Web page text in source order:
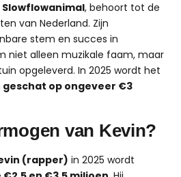
Slowflowanimal, behoort tot de
van Nederland. Zijn
stem en succes in
niet alleen muzikale faam, maar
opgeleverd. In 2025 wordt het
op ongeveer €3
van Kevin?
(rapper) in 2025 wordt